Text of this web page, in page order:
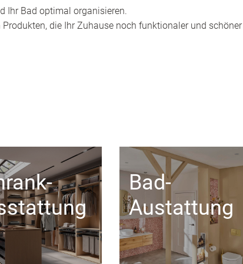
Ihr Bad optimal organisieren.
die Ihr Zuhause noch funktionaler und schöner
Bad-
Austattung